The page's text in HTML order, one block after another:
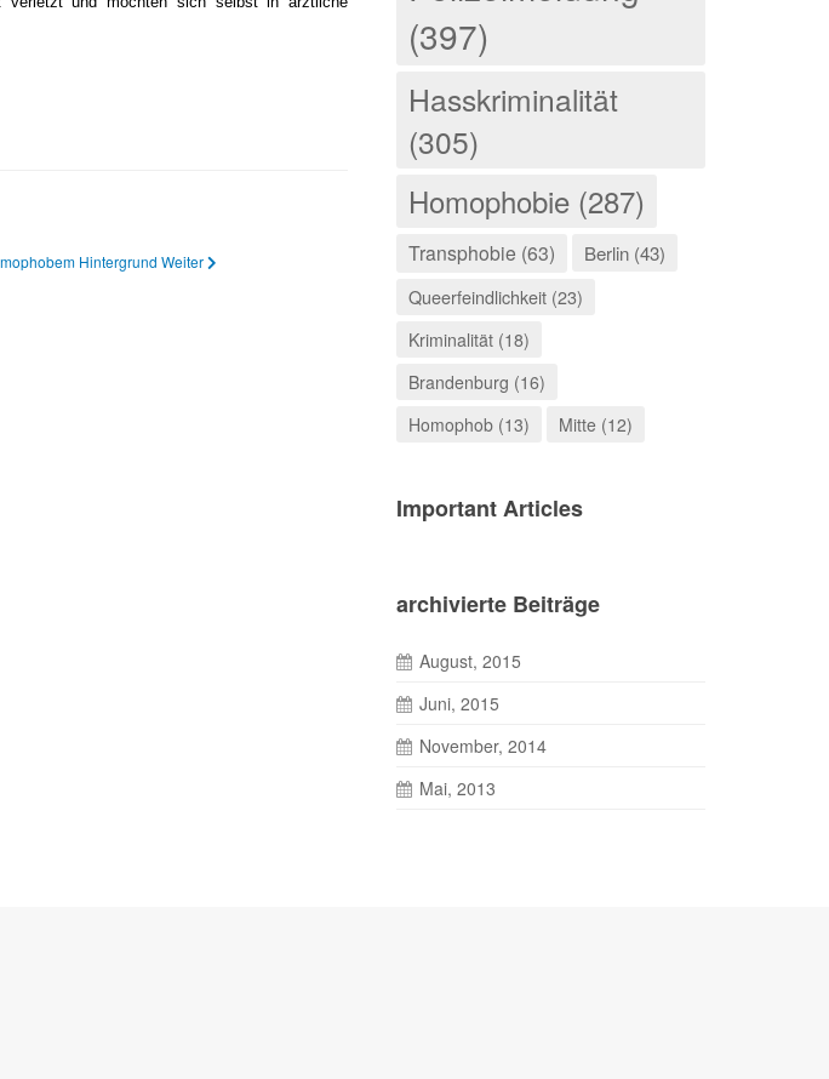
Hintergrund Weiter
(397)
Hasskriminalität
(305)
Homophobie (287)
Transphobie (63)
Berlin (43)
Queerfeindlichkeit (23)
Kriminalität (18)
Brandenburg (16)
Homophob (13)
Mitte (12)
Important Articles
archivierte Beiträge
August, 2015
Juni, 2015
November, 2014
Mai, 2013